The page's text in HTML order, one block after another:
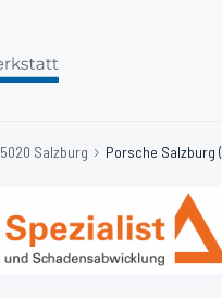
5020 Salzburg Porsche Salzburg